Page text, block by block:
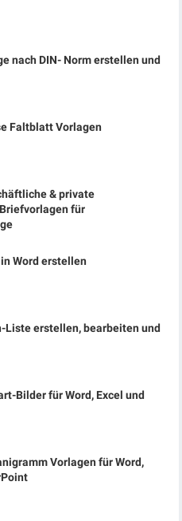
nach DIN- Norm erstellen und
Faltblatt Vorlagen
& private
für
Word erstellen
Liste erstellen, bearbeiten und
Bilder für Word, Excel und
Vorlagen für Word,